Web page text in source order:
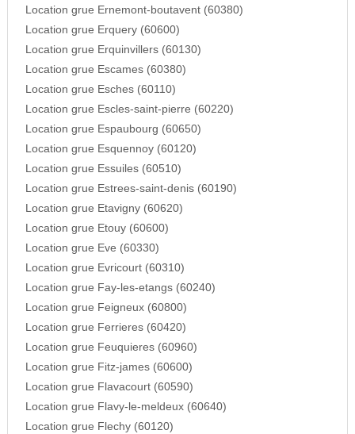
Location grue Ernemont-boutavent (60380)
Location grue Erquery (60600)
Location grue Erquinvillers (60130)
Location grue Escames (60380)
Location grue Esches (60110)
Location grue Escles-saint-pierre (60220)
Location grue Espaubourg (60650)
Location grue Esquennoy (60120)
Location grue Essuiles (60510)
Location grue Estrees-saint-denis (60190)
Location grue Etavigny (60620)
Location grue Etouy (60600)
Location grue Eve (60330)
Location grue Evricourt (60310)
Location grue Fay-les-etangs (60240)
Location grue Feigneux (60800)
Location grue Ferrieres (60420)
Location grue Feuquieres (60960)
Location grue Fitz-james (60600)
Location grue Flavacourt (60590)
Location grue Flavy-le-meldeux (60640)
Location grue Flechy (60120)